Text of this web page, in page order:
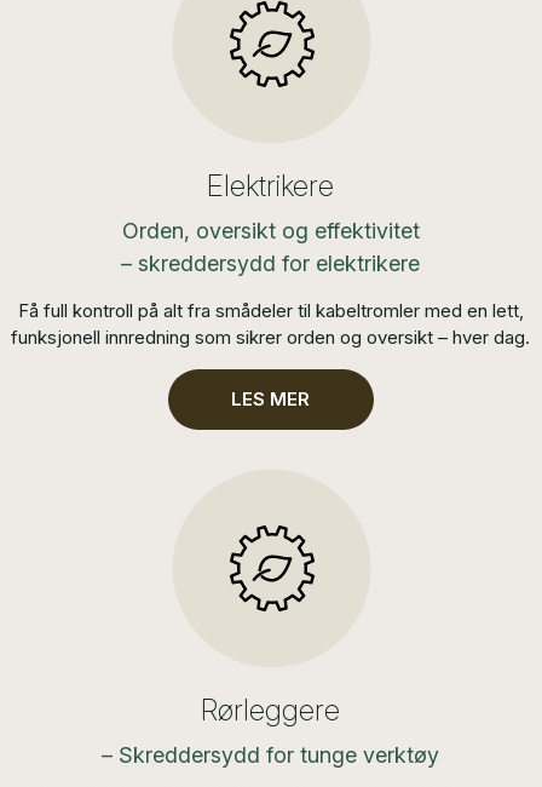
Elektrikere
Orden, oversikt og effektivitet
– skreddersydd for elektrikere
Få full kontroll på alt fra smådeler til kabeltromler med en lett,
funksjonell innredning som sikrer orden og oversikt – hver dag.
LES MER
Rørleggere
– Skreddersydd for tunge verktøy